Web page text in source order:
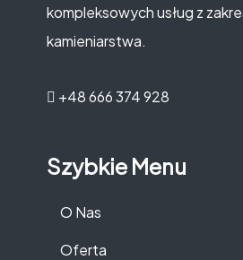
kompleksowych usług z
kamieniarstwa.
+48 666 374 928
Szybkie Menu
O Nas
Oferta